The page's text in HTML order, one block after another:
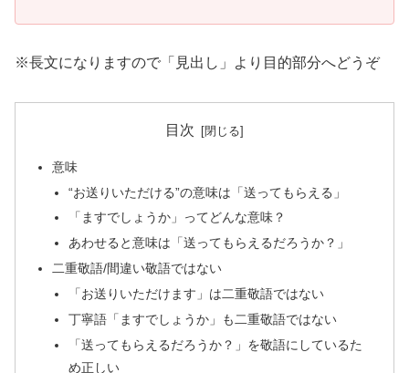
※長文になりますので「見出し」より目的部分へどうぞ
目次
意味
“お送りいただける”の意味は「送ってもらえる」
「ますでしょうか」ってどんな意味？
あわせると意味は「送ってもらえるだろうか？」
二重敬語/間違い敬語ではない
「お送りいただけます」は二重敬語ではない
丁寧語「ますでしょうか」も二重敬語ではない
「送ってもらえるだろうか？」を敬語にしているた
め正しい